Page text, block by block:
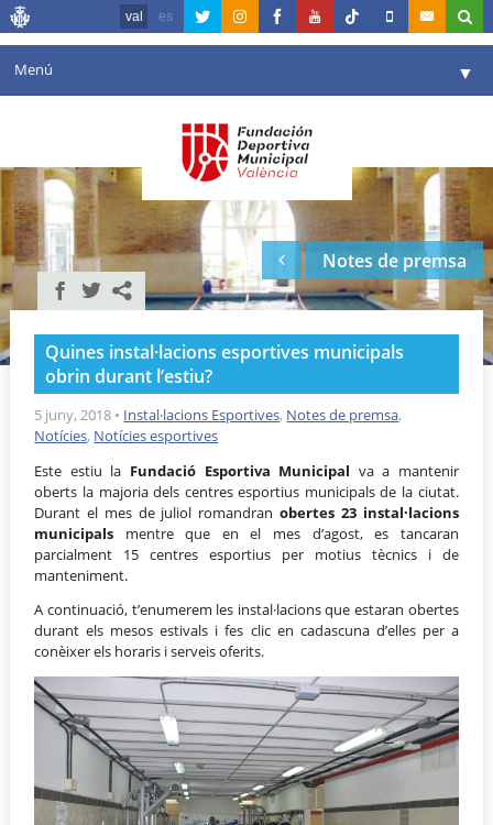
val es
Menú ▼
Agenda
Instal·lacions ▼
Comunicació ▼
València en esport
Portal de Transparència
Reserves
Notes de premsa
Quines instal·lacions esportives municipals
obrin durant l’estiu?
5 juny, 2018 • Instal·lacions Esportives, Notes de premsa,
Notícies, Notícies esportives
Este estiu la Fundació Esportiva Municipal va a mantenir
oberts la majoria dels centres esportius municipals de la ciutat.
Durant el mes de juliol romandranobertes 23 instal·lacions
municipals mentre que en el mes d’agost, es tancaran
parcialment 15 centres esportius per motius tècnics i de
manteniment.
A continuació, t’enumerem les instal·lacions que estaran obertes
durant els mesos estivals i fes clic en cadascuna d’elles per a
conèixer els horaris i serveis oferits.